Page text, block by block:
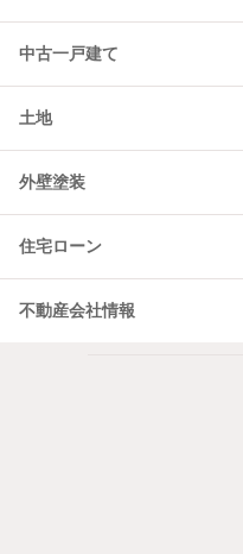
中古一戸建て
土地
外壁塗装
住宅ローン
不動産会社情報